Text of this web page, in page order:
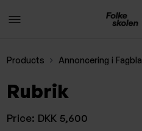
Products
Rubrik
Price: DKK 5,600